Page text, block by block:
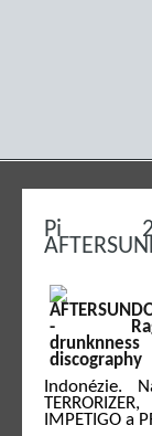
Pi
Indonézie.
IMPETIGO a